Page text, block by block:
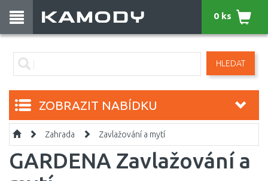
HLEDAT
0 ks
ZOBRAZIT NABÍDKU
Zahrada Zavlažování a mytí
GARDENA Zavlažování a